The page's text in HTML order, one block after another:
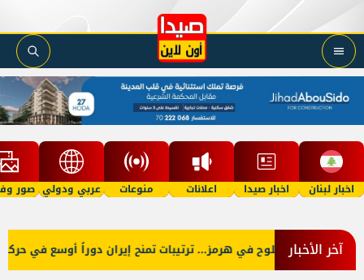
اخبار لبنان اخبار صيدا اعلانات منوعات عربي ودولي صور
آخر الأخبار
يلوح في هرمز... ترتيبات تمنح إيران دوراً أوسع في حركة السفن